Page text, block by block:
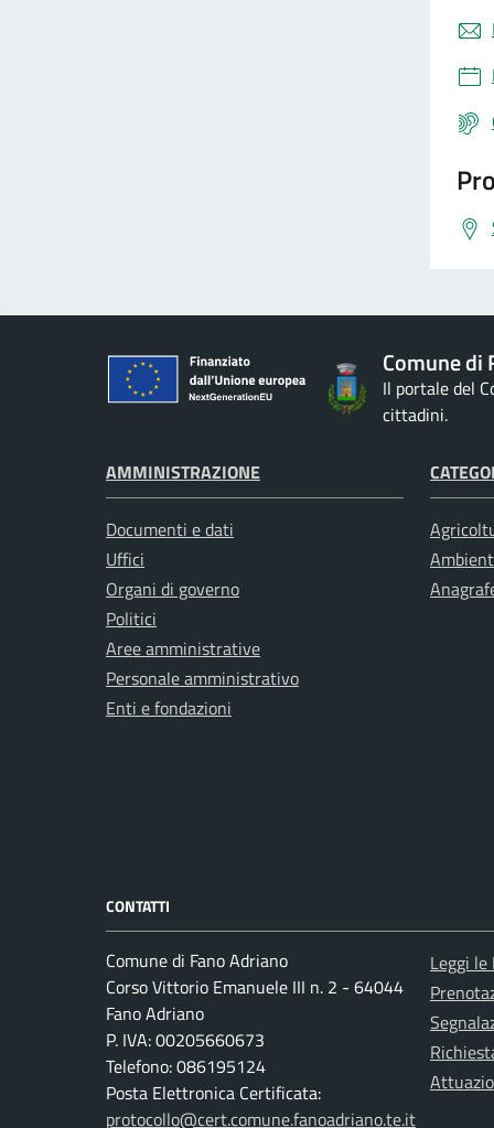
Comune di
Il portale del
cittadini.
AMMINISTRAZIONE
Documenti e dati
Uffici
Organi di governo
Politici
Aree amministrative
Personale amministrativo
Enti e fondazioni
CONTATTI
Comune di Fano Adriano
Corso Vittorio Emanuele III n. 2 - 64044
Fano Adriano
P. IVA: 00205660673
Telefono: 086195124
Posta Elettronica Certificata:
protocollo@cert.comune.fanoadriano.te.it
Leggi le